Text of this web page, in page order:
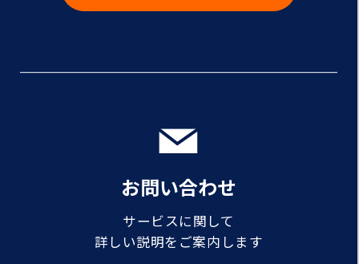
お問い合わせ
サービスに関して
詳しい説明をご案内します